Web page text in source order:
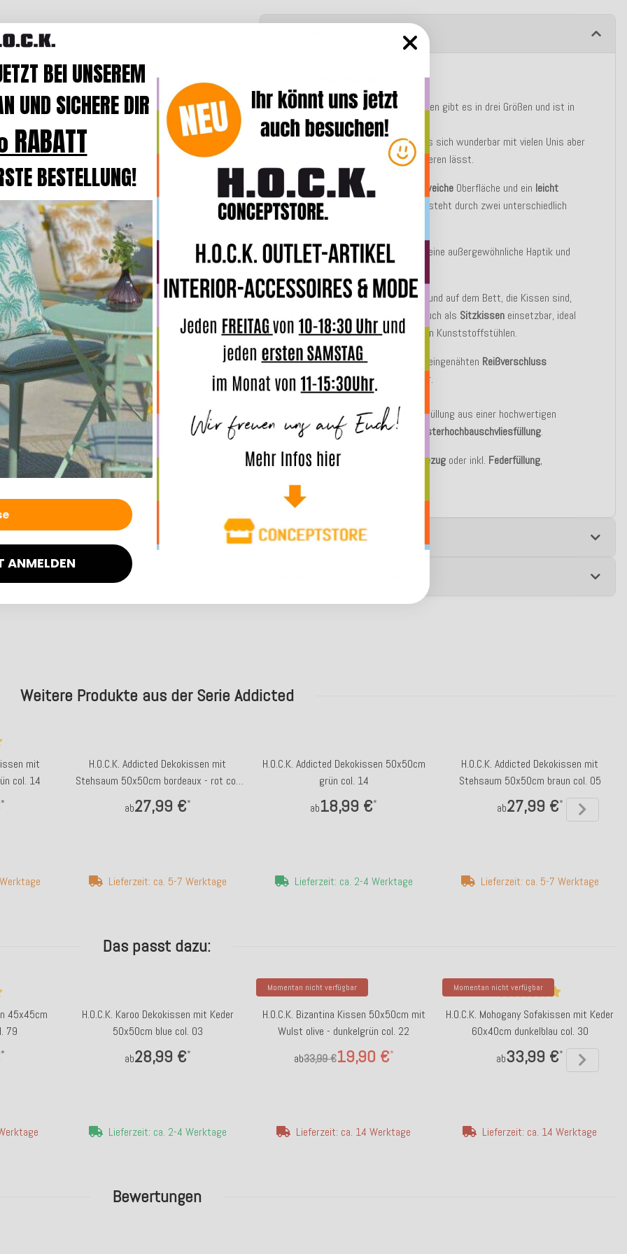
Das edel anmutendeAddicted
Kissen gibt es in drei Größen und ist in
über zwölf Farben erhältlich.
Addicted ist ein Basic Kissen, dass sich wunderbar mit vielen Unis aber
auch gemusterten Kissen kombinieren lässt.
Das Kissen hat eineangenehme weiche Oberfläche und ein leicht
changierendes Muster
, dieses entsteht durch zwei unterschiedlich
eingewebte Garnarten.
Diese Garne verleihen dem Kissen eine außergewöhnliche Haptik und
Ein edles Schmuckstück auf Sofa und auf dem Bett, die Kissen sind,
versehen mit einer Federfüllung, auch als Sitzkissen einsetzbar, ideal
und sehrkomfortabelauf modernen Kunststoffstühlen.
Der Bezug ist mit einem verdeckt eingenähten Reißverschluss
abnehmbar und bei30°C waschbar.
In der Basic Variante besteht die Füllung aus einer hochwertigen
komfortablen silikonisierten
Polyesterhochbauschvliesfüllung.
Online zu bestellen auch nur als
Bezug oder inkl. Federfüllung,
Merkmale
Bewertungen
Weitere Produkte aus der Serie Addicted
mit
col. 14
*
H.O.C.K. Addicted Dekokissen mit
Stehsaum 50x50cm bordeaux - rot col.
09
ab27,99 €*
Lieferzeit: ca. 5-7 Werktage
H.O.C.K. Addicted Dekokissen 50x50cm
grün col. 14
ab18,99 €*
Lieferzeit: ca. 2-4 Werktage
H.O.C.K. Addicted Dekokissen mit
Stehsaum 50x50cm braun col. 05
ab27,99 €*
Lieferzeit: ca. 5-7 Werktage
Das passt dazu:
45x45cm
79
*
H.O.C.K. Karoo Dekokissen mit Keder
50x50cm blue col. 03
ab28,99 €*
Lieferzeit: ca. 2-4 Werktage
Momentan nicht verfügbar
H.O.C.K. Bizantina Kissen 50x50cm mit
Wulst olive - dunkelgrün col. 22
ab
19,90 €*
33,99 €
Lieferzeit: ca. 14 Werktage
Momentan nicht verfügbar
H.O.C.K. Mohogany Sofakissen mit Keder
60x40cm dunkelblau col. 30
ab33,99 €*
Lieferzeit: ca. 14 Werktage
BEI UNSEREM
UND SICHERE DIR
BESTELLUNG!
ANMELDEN